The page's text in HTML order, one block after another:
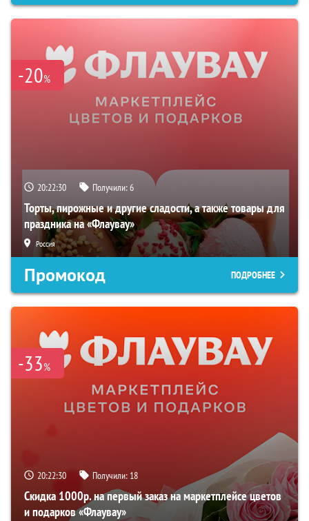
-20%
20:22:29 Получили:6
Торты, пирожные и другие сладости, а также товары для
праздника на «Флаувау»
Россия
Промокод ПОДРОБНЕЕ
-33%
20:22:29 Получили: 18
Скидка 1000р. на первый заказ на маркетплейсе цветов
и подарков «Флаувау»